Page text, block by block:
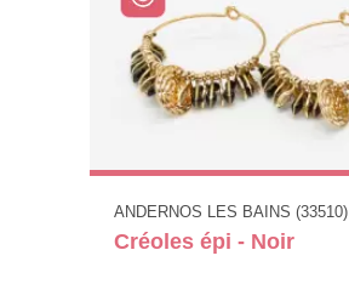
ANDERNOS LES BAINS (33510)
Créoles épi - Noir